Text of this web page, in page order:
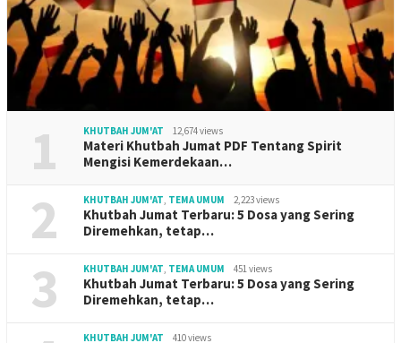
1 KHUTBAH JUM'AT 12,674 views
Materi Khutbah Jumat PDF Tentang Spirit
Mengisi Kemerdekaan…
2 KHUTBAH JUM'AT TEMA UMUM 2,223 views
Khutbah Jumat Terbaru: 5 Dosa yang Sering
Diremehkan, tetap…
3 KHUTBAH JUM'AT TEMA UMUM 451 views
Khutbah Jumat Terbaru: 5 Dosa yang Sering
Diremehkan, tetap…
KHUTBAH JUM'AT 410 views